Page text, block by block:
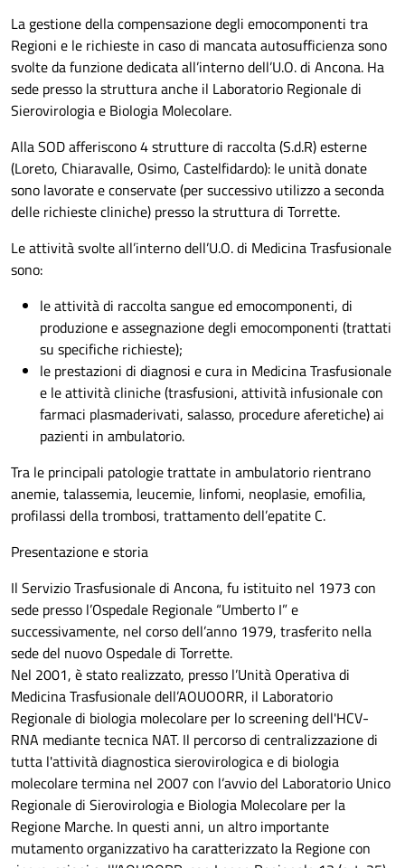
La gestione della compensazione degli emocomponenti tra
Regioni e le richieste in caso di mancata autosufficienza sono
svolte da funzione dedicata all’interno dell’U.O. di Ancona. Ha
sede presso la struttura anche il Laboratorio Regionale di
Sierovirologia e Biologia Molecolare.
Alla SOD afferiscono 4 strutture di raccolta (S.d.R) esterne
(Loreto, Chiaravalle, Osimo, Castelfidardo): le unità donate
sono lavorate e conservate (per successivo utilizzo a seconda
delle richieste cliniche) presso la struttura di Torrette.
Le attività svolte all’interno dell’U.O. di Medicina Trasfusionale
sono:
le attività di raccolta sangue ed emocomponenti, di
produzione e assegnazione degli emocomponenti (trattati
su specifiche richieste);
le prestazioni di diagnosi e cura in Medicina Trasfusionale
e le attività cliniche (trasfusioni, attività infusionale con
farmaci plasmaderivati, salasso, procedure aferetiche) ai
pazienti in ambulatorio.
Tra le principali patologie trattate in ambulatorio rientrano
anemie, talassemia, leucemie, linfomi, neoplasie, emofilia,
profilassi della trombosi, trattamento dell’epatite C.
Presentazione e storia
Il Servizio Trasfusionale di Ancona, fu istituito nel 1973 con
sede presso l’Ospedale Regionale “Umberto I” e
successivamente, nel corso dell’anno 1979, trasferito nella
sede del nuovo Ospedale di Torrette.
Nel 2001, è stato realizzato, presso l’Unità Operativa di
Medicina Trasfusionale dell’AOUOORR, il Laboratorio
Regionale di biologia molecolare per lo screening dell'HCV-
RNA mediante tecnica NAT. Il percorso di centralizzazione di
tutta l'attività diagnostica sierovirologica e di biologia
molecolare termina nel 2007 con l’avvio del Laboratorio Unico
Regionale di Sierovirologia e Biologia Molecolare per la
Regione Marche. In questi anni, un altro importante
mutamento organizzativo ha caratterizzato la Regione con